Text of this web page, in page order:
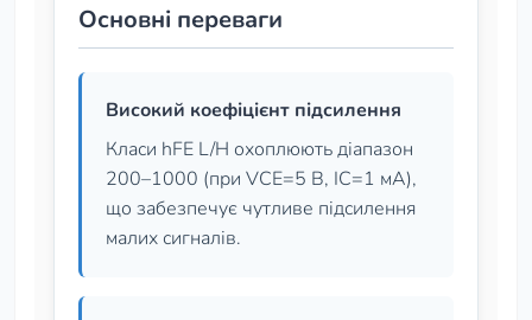
Основні переваги
Високий коефіцієнт підсилення
Класи hFE L/H охоплюють діапазон
200–1000 (при VCE=5 В, IC=1 мА),
що забезпечує чутливе підсилення
малих сигналів.